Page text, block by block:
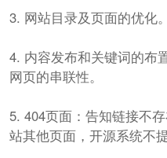
3. 网站目录及页面的优化。
4. 内容发布和关键词的布
网页的串联性。
5. 404页面：告知链接不
站其他页面，开源系统不